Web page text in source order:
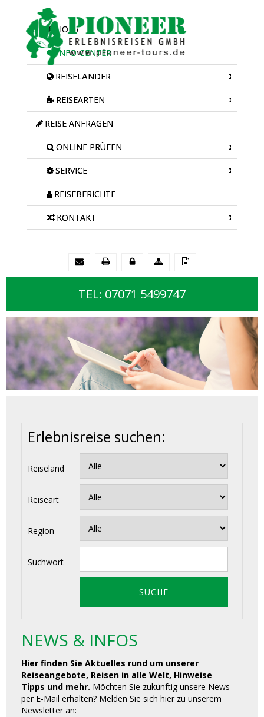
HOME
INFO-CENTER
REISELÄNDER
REISEARTEN
REISE ANFRAGEN
ONLINE PRÜFEN
SERVICE
REISEBERICHTE
KONTAKT
TEL: 07071 5499747
Erlebnisreise suchen:
Reiseland
Reiseart
Region
Suchwort
NEWS & INFOS
Hier finden Sie Aktuelles rund um unserer
Reiseangebote, Reisen in alle Welt, Hinweise
Tipps und mehr. Möchten Sie zukünftig unsere News
per E-Mail erhalten? Melden Sie sich hier zu unserem
Newsletter an: